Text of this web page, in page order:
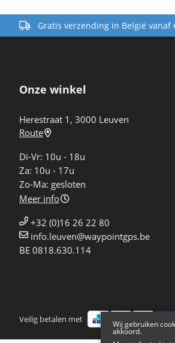
Gratis verzending in België vanaf
Onze winkel
Herestraat 1, 3000 Leuven
Route
Di-Vr: 10u - 18u
Za: 10u - 17u
Zo-Ma: gesloten
Meer info
+32 (0)16 26 22 80
info.leuven@waypointgps.be
BE 0818.630.114
Veilig betalen met Wij gebruiken
akkoord.